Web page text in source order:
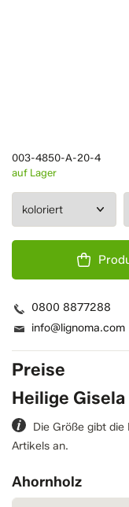
Preise
Heilige
Die Größe gibt die
Artikels an.
Ahornholz
003-4850-A-20-4
auf Lager
0800 8877288
info@lignoma.com